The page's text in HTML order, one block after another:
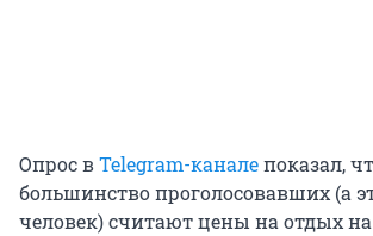
Опрос вTelegram-каналепоказал,
большинство проголосовавших (а
человек) считают цены на отдых